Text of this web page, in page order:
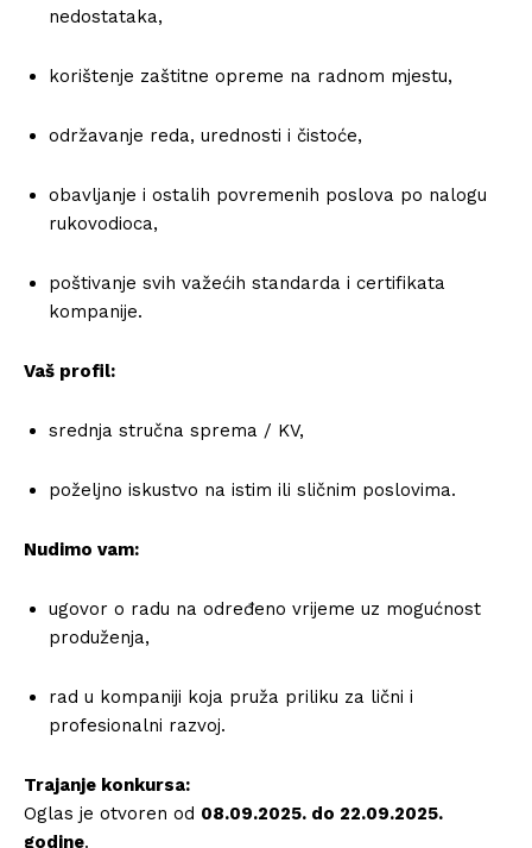
nedostataka,
korištenje zaštitne opreme na radnom mjestu,
održavanje reda, urednosti i čistoće,
obavljanje i ostalih povremenih poslova po nalogu
rukovodioca,
poštivanje svih važećih standarda i certifikata
kompanije.
Vaš profil:
srednja stručna sprema / KV,
poželjno iskustvo na istim ili sličnim poslovima.
Nudimo vam:
ugovor o radu na određeno vrijeme uz mogućnost
produženja,
rad u kompaniji koja pruža priliku za lični i
profesionalni razvoj.
Trajanje konkursa:
Oglas je otvoren od 08.09.2025. do 22.09.2025.
godine.